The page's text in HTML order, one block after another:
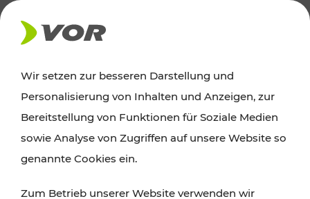
AKTUELLES
Ausflugstipps
Wien, Niederösterreich und das Burgenland
Wanderungen, Kultur und Gastronomie,
Wir setzen zur besseren Darstellung und
Personalisierung von Inhalten und Anzeigen, zur
Bereitstellung von Funktionen für Soziale Medien
sowie Analyse von Zugriffen auf unsere Website so
genannte Cookies ein.
Zum Betrieb unserer Website verwenden wir